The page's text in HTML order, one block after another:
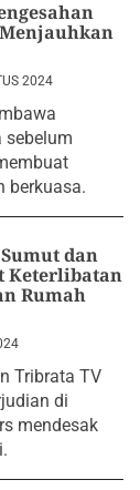
2024
sebelum
berkuasa.
dan
Keterlibatan
Rumah
Tribrata TV
di
mendesak